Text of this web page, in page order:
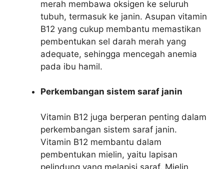
merah membawa oksigen ke seluruh
tubuh, termasuk ke janin. Asupan vitamin
B12 yang cukup membantu memastikan
pembentukan sel darah merah yang
adequate, sehingga mencegah anemia
pada ibu hamil.
Perkembangan sistem saraf janin
Vitamin B12 juga berperan penting dalam
perkembangan sistem saraf janin.
Vitamin B12 membantu dalam
pembentukan mielin, yaitu lapisan
pelindung yang melapisi saraf. Mielin